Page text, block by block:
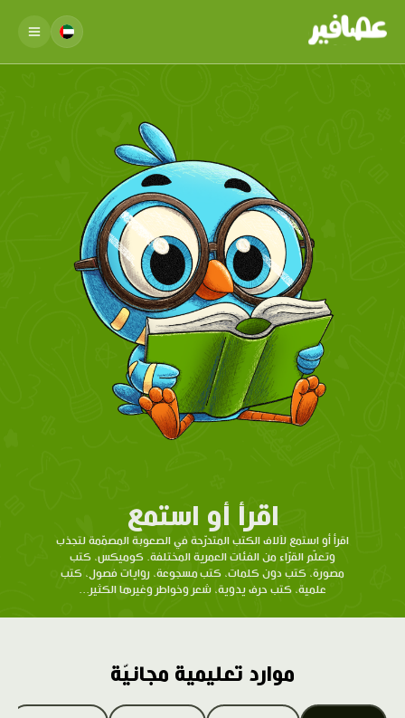
اقرأ أو استمع
اقرأ أو استمع لآلاف الكتب المتدرّحة في الصعوبة المصمّمة لتجذب
وتعلّم القرّاء من الفئات العمرية المختلفة. كوميكس، كتب
مصورة، كتب دون كلمات، كتب مسجوعة، روايات فصول، كتب
علمية، كتب حرف يدوية، شعر وخواطر وغيرها الكثير...
موارد تعليمية مجانيّة